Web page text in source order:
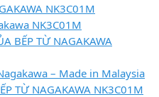
NK3C01M
NK3C01M
BẾP TỪ NAGAKAWA
– Made in Malaysia
TỪ NAGAKAWA NK3C01M